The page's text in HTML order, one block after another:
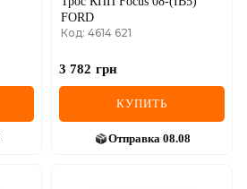
FORD
Код: 4614 621
3 782 грн
КУПИТЬ
Отправка 08.08